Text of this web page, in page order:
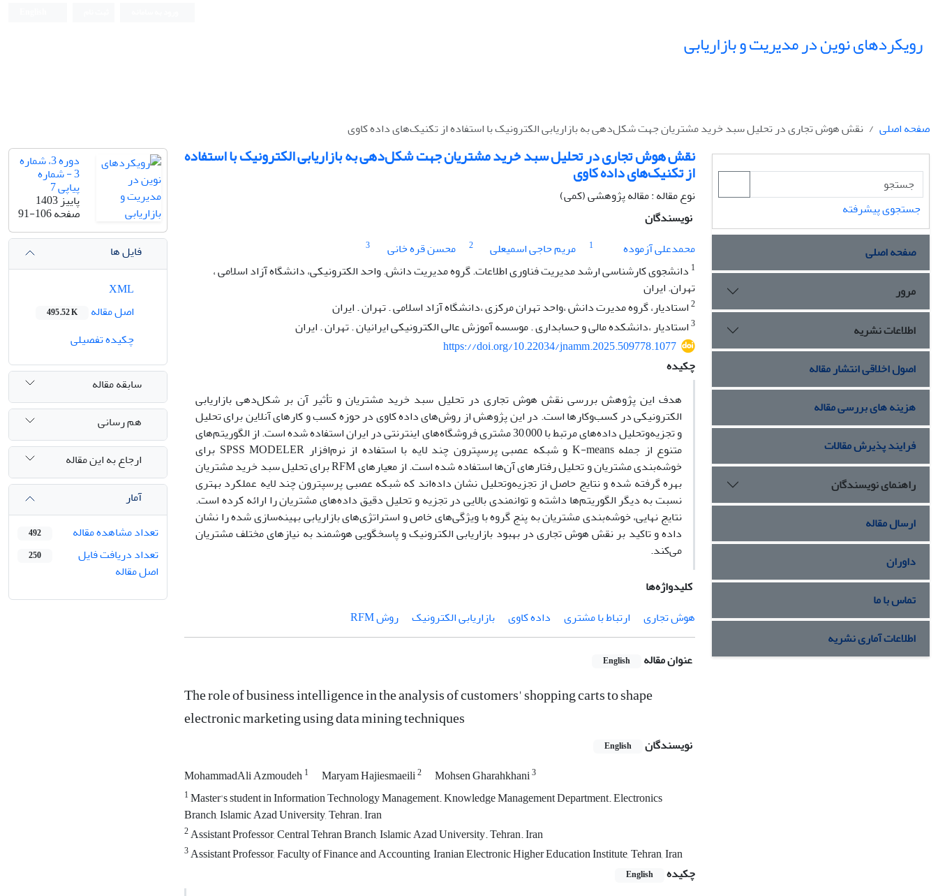
رویکردهای نوین در مدیریت و بازاریابی
صفحه اصلی نقش هوش تجاری در تحلیل سبد خرید مشتریان جهت شکل‌دهی به بازاریابی الکترونیک با استفاده از تکنیک‌های داده کاوی
نقش هوش تجاری در تحلیل سبد خرید مشتریان جهت شکل‌دهی به بازاریابی الکترونیک با استفاده
از تکنیک‌های داده کاوی
نوع مقاله : مقاله پژوهشی (کمی)
نویسندگان
محمدعلی آزموده
1 مریم حاجی اسمیعلی 2 محسن قره خانی
3
1 دانشجوی کارشناسی ارشد مدیریت فناوری اطلاعات. گروه مدیریت دانش. واحد الکترونیکی، دانشگاه آزاد اسلامی ،
تهران. ایران
2استادیار، گروه مدیرت دانش ،واحد تهران مرکزی ،دانشگاه آزاد اسلامی . تهران . ایران
3استادیار ،دانشکده مالی و حسابداری . موسسه آموزش عالی الکترونیکی ایرانیان . تهران . ایران
https://doi.org/10.22034/jnamm.2025.509778.1077
چکیده
هدف این پژوهش بررسی نقش هوش تجاری در تحلیل سبد خرید مشتریان و تأثیر آن بر شکل‌دهی بازاریابی
الکترونیکی در کسب‌وکارها است. در این پژوهش از روش‌های داده کاوی در حوزه کسب و کارهای آنلاین برای تحلیل
و تجزیه‌وتحلیل داده‌های مرتبط با 30,000 مشتری فروشگاه‌های اینترنتی در ایران استفاده شده است. از الگوریتم‌های
متنوع از جمله K-means و شبکه عصبی پرسپترون چند لایه با استفاده از نرم‌افزار SPSS MODELER برای
خوشه‌بندی مشتریان و تحلیل رفتارهای آن‌ها استفاده شده است. از معیارهای RFM برای تحلیل سبد خرید مشتریان
بهره گرفته شده و نتایج حاصل از تجزیه‌وتحلیل نشان داده‌اند که شبکه عصبی پرسپترون چند لایه عملکرد بهتری
نسبت به دیگر الگوریتم‌ها داشته و توانمندی بالایی در تجزیه و تحلیل دقیق داده‌های مشتریان را ارائه کرده است.
نتایج نهایی، خوشه‌بندی مشتریان به پنج گروه با ویژگی‌های خاص و استراتژی‌های بازاریابی بهینه‌سازی شده را نشان
داده و تاکید بر نقش هوش تجاری در بهبود بازاریابی الکترونیک و پاسخگویی هوشمند به نیازهای مختلف مشتریان
می‌کند.
کلیدواژه‌ها
هوش تجاری
ارتباط با مشتری داده کاوی بازاریابی الکترونیک روش RFM
عنوان مقاله English
The role of business intelligence in the analysis of customers' shopping carts to shape
electronic marketing using data mining techniques
نویسندگان English
MohammadAli Azmoudeh1 Maryam Hajiesmaeili2 Mohsen Gharahkhani3
1Master's student in Information Technology Management. Knowledge Management Department. Electronics
Branch, Islamic Azad University, Tehran. Iran
2Assistant Professor, Central Tehran Branch, Islamic Azad University. Tehran. Iran
3Assistant Professor, Faculty of Finance and Accounting, Iranian Electronic Higher Education Institute, Tehran, Iran
چکیده
English
دوره 3، شماره
3 - شماره
پیاپی 7
پاییز 1403
صفحه91-106
فایل ها
اصل مقاله
495.52 K
چکیده تفصیلی
سابقه مقاله
هم رسانی
ارجاع به این مقاله
آمار
تعداد مشاهده مقاله
492
تعداد دریافت فایل
اصل مقاله
250
جستجوی پیشرفته
صفحه اصلی
مرور
اطلاعات نشریه
اصول اخلاقی انتشار مقاله
هزینه های بررسی مقاله
فرایند پذیرش مقالات
راهنمای نویسندگان
ارسال مقاله
داوران
تماس با ما
اطلاعات آماری نشریه